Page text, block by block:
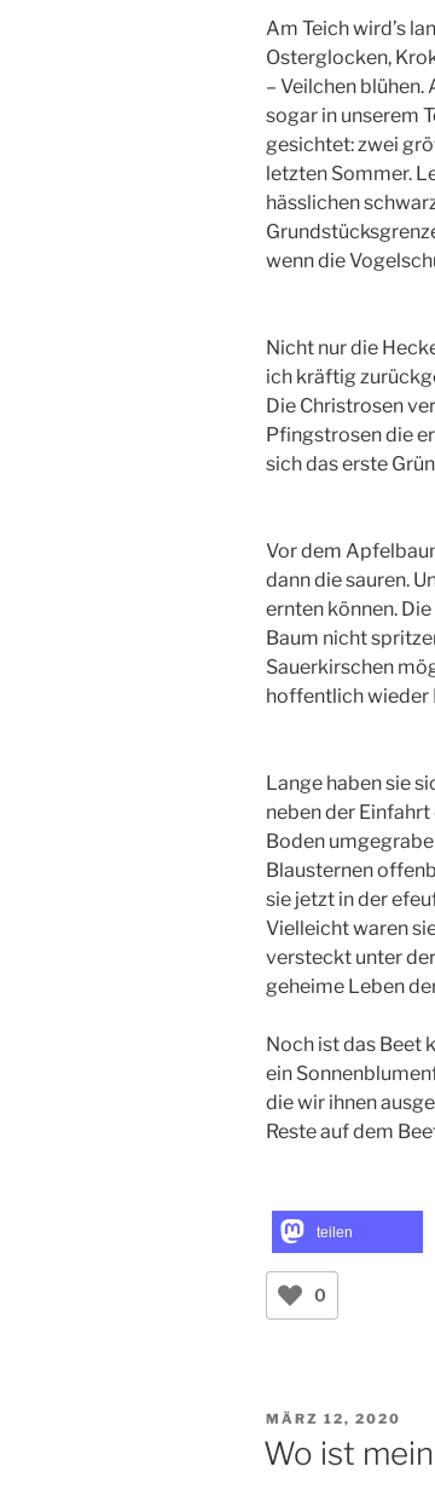
Am Teich wird’s
Osterglocken,
– Veilchen blühen.
sogar in unserem
gesichtet: zwei
letzten Sommer.
hässlichen
wenn die
Nicht nur die
ich kräftig
Die Christrosen
Pfingstrosen die
sich das erste
Vor dem
dann die sauren.
ernten können.
Baum nicht
Sauerkirschen
hoffentlich wieder
Lange haben sie
neben der
Boden
Blausternen
sie jetzt in der
Vielleicht waren
versteckt unter
geheime Leben
Noch ist das Beet
ein
die wir ihnen
Reste auf dem
teilen
0
VERÖFFENTLICHT
AM
MÄRZ 12, 2020
Wo ist